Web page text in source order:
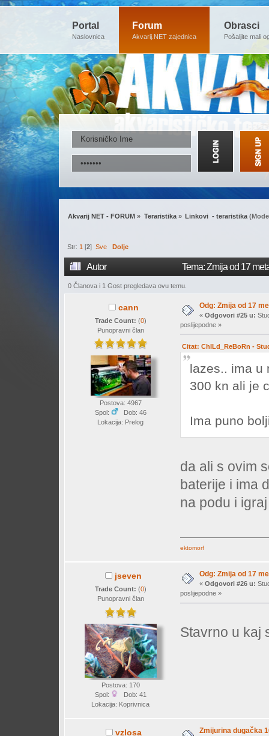
Portal
Naslovnica
Forum
Akvarij.NET zajednica
Obrasci
Pošaljite mali
Akvarij NET - FORUM » Teraristika» Linkovi  - teraristika
Str:1 [2]Sve Dolje
Autor Tema: Zmija od 17
0 Članova i 1 Gost pregledava ovu temu.
cann
Trade Count: (0)
Punopravni član
Postova: 4967
Spol:
Dob: 46
Lokacija: Prelog
Odg: Zmija od 17
« Odgovori #25 u:
poslijepodne »
Citat: ChILd_ReBoRn -
lazes.. ima u
300 kn ali je
Ima puno
da ali s ovim
baterije i ima
na podu i
ektomorf
jseven
Trade Count: (0)
Punopravni član
Postova: 170
Spol:
Dob: 41
Lokacija: Koprivnica
Odg: Zmija od 17
« Odgovori #26 u:
poslijepodne »
Stavrno u
vzlosa Zmijurina dugačka